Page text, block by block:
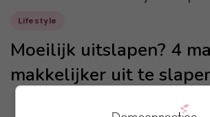
Lifestyle
Moeilijk uitslapen? 4
makkelijker uit te